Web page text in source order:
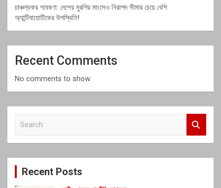
চাঞ্চল্যকর গবেষণা: দেশের মুরগির মাংসেও নিরাপদ সীমার চেয়ে বেশি
অ্যান্টিবায়োটিকের উপস্থিতি!
Recent Comments
No comments to show.
c
Recent Posts